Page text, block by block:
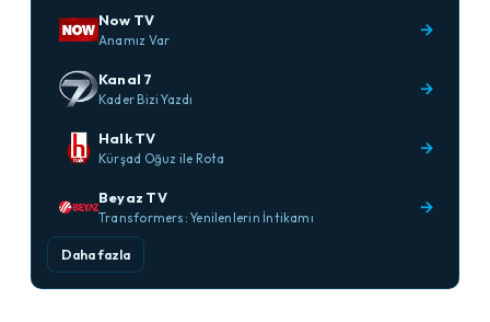
Now TV
Anamız Var
→
Kanal 7
Kader Bizi Yazdı
→
Halk TV
Kürşad Oğuz ile Rota
→
Beyaz TV
Transformers: Yenilenlerin İntikamı
→
Daha fazla